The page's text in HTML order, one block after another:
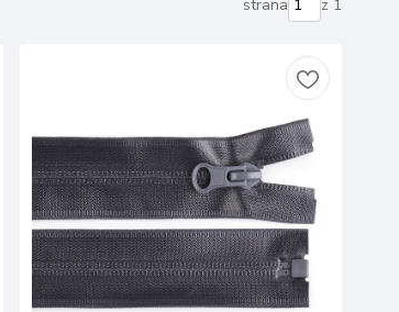
strana z 1